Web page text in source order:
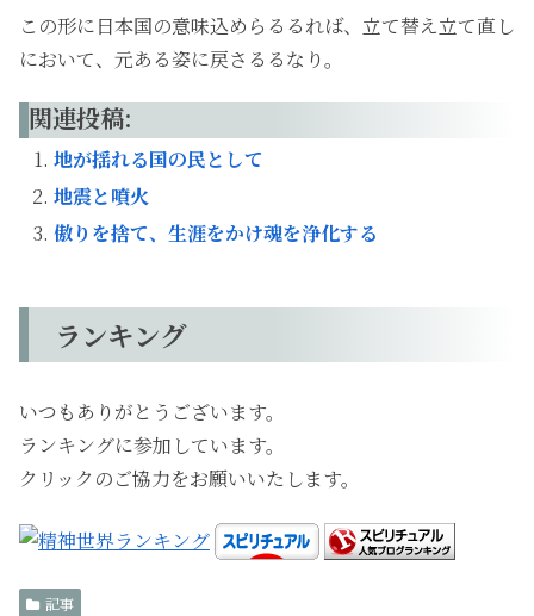
この形に日本国の意味込めらるるれば、立て替え立て直し
において、元ある姿に戻さるるなり。
関連投稿:
地が揺れる国の民として
地震と噴火
傲りを捨て、生涯をかけ魂を浄化する
ランキング
いつもありがとうございます。
ランキングに参加しています。
クリックのご協力をお願いいたします。
記事